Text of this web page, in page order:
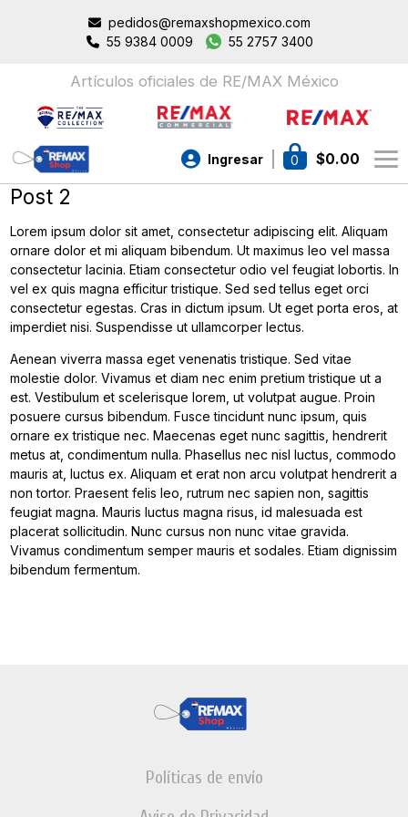
pedidos@remaxshopmexico.com
55 9384 0009
55 2757 3400
Artículos oficiales de RE/MAX México
Ingresar 0 $0.00
Post 2
Lorem ipsum dolor sit amet, consectetur adipiscing elit. Aliquam
ornare dolor et mi aliquam bibendum. Ut maximus leo vel massa
consectetur lacinia. Etiam consectetur odio vel feugiat lobortis. In
vel ex quis magna efficitur tristique. Sed sed tellus eget orci
consectetur egestas. Cras in dictum ipsum. Ut eget porta eros, at
imperdiet nisi. Suspendisse ut ullamcorper lectus.
Aenean viverra massa eget venenatis tristique. Sed vitae
molestie dolor. Vivamus et diam nec enim pretium tristique ut a
est. Vestibulum et scelerisque lorem, ut volutpat augue. Proin
posuere cursus bibendum. Fusce tincidunt nunc ipsum, quis
ornare ex tristique nec. Maecenas eget nunc sagittis, hendrerit
metus at, condimentum nulla. Phasellus nec nisl luctus, commodo
mauris at, luctus ex. Aliquam et erat non arcu volutpat hendrerit a
non tortor. Praesent felis leo, rutrum nec sapien non, sagittis
feugiat magna. Mauris luctus magna risus, id malesuada est
placerat sollicitudin. Nunc cursus non nunc vitae gravida.
Vivamus condimentum semper mauris et sodales. Etiam dignissim
bibendum fermentum.
Políticas de envío